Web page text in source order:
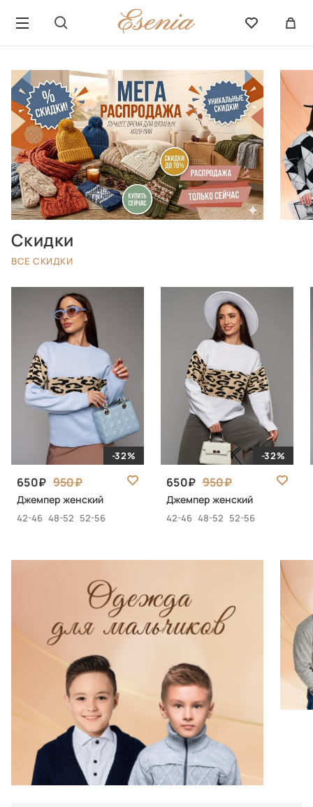
Скидки
ВСЕ СКИДКИ
-32%
650 950
Джемпер женский
42-46 48-52 52-56
-32%
650 950
Джемпер женский
42-46 48-52 52-56